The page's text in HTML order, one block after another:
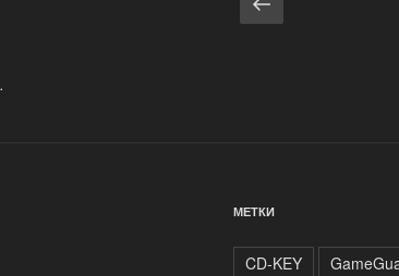
постраница
.
МЕТКИ
CD-KEY